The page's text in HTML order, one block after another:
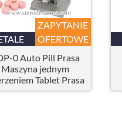
ZAPYTANIE
OFERTOWE
0 Auto Pill Prasa
Maszyna jednym
Tablet Prasa